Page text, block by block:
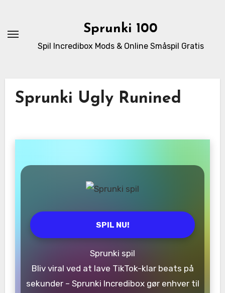
content
Sprunki 100
Spil Incredibox Mods & Online Småspil Gratis
Sprunki Ugly Runined
SPIL NU!
Sprunki spil
Bliv viral ved at lave TikTok-klar beats på
sekunder – Sprunki Incredibox gør enhver til